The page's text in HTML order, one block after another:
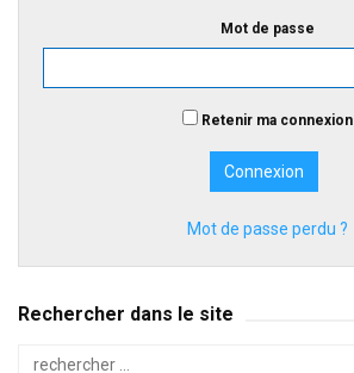
Mot de passe
Retenir ma connexion
Mot de passe perdu ?
Rechercher dans le site